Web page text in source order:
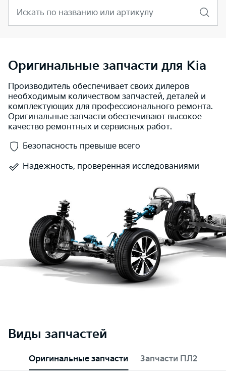
Искать по названию или артикулу
Оригинальные запчасти для Kia
Производитель обеспечивает своих дилеров
необходимым количеством запчастей, деталей и
комплектующих для профессионального ремонта.
Оригинальные запчасти обеспечивают высокое
качество ремонтных и сервисных работ.
Безопасность превыше всего
Надежность, проверенная исследованиями
Виды запчастей
Оригинальные запчасти Запчасти ПЛ2